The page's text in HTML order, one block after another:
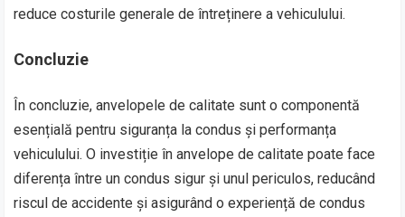
reduce costurile generale de întreținere a vehiculului.
Concluzie
În concluzie, anvelopele de calitate sunt o componentă
esențială pentru siguranța la condus și performanța
vehiculului. O investiție în anvelope de calitate poate face
diferența între un condus sigur și unul periculos, reducând
riscul de accidente și asigurând o experiență de condus